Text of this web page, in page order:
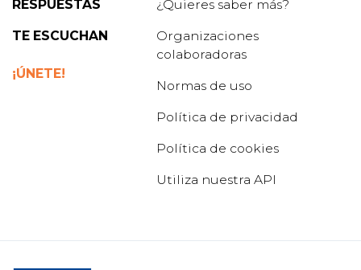
RESPUESTAS
TE ESCUCHAN
¡ÚNETE!
¿Quieres saber más?
Organizaciones
colaboradoras
Normas de uso
Política de privacidad
Política de cookies
Utiliza nuestra API